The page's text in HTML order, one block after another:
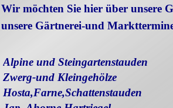
Wir möchten Sie hier über unsere
unsere Gärtnerei-und
Alpine und Steingartenstauden
Zwerg-und Kleingehölze
Hosta,Farne,Schattenstauden